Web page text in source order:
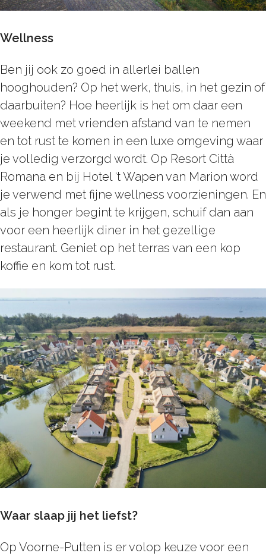
Wellness
Ben jij ook zo goed in allerlei ballen
hooghouden? Op het werk, thuis, in het gezin of
daarbuiten? Hoe heerlijk is het om daar een
weekend met vrienden afstand van te nemen
en tot rust te komen in een luxe omgeving waar
je volledig verzorgd wordt. Op Resort Città
Romana en bij Hotel ‘t Wapen van Marion word
je verwend met fijne wellness voorzieningen. En
als je honger begint te krijgen, schuif dan aan
voor een heerlijk diner in het gezellige
restaurant. Geniet op het terras van een kop
koffie en kom tot rust.
Waar slaap jij het liefst?
Op Voorne-Putten is er volop keuze voor een